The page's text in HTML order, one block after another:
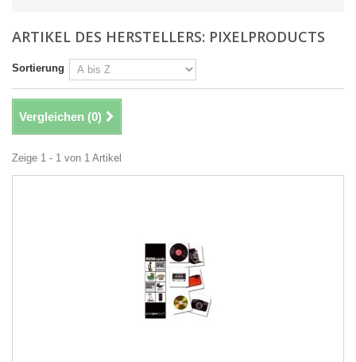
ARTIKEL DES HERSTELLERS: PIXELPRODUCTS
Sortierung
Vergleichen (0)
Zeige 1 - 1 von 1 Artikel